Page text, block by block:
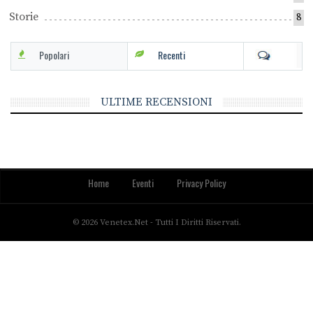
Storie 8
Popolari Recenti
ULTIME RECENSIONI
Home Eventi Privacy Policy
© 2026 Venetex.net - Tutti I Diritti Riservati.